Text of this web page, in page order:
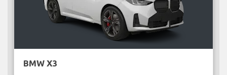
BMW X3